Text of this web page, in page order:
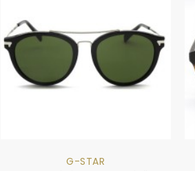
G-STAR